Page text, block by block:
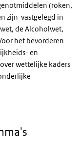
(roken,
zijn vastgelegd in
de Alcoholwet,
het bevorderen
en
wettelijke kaders